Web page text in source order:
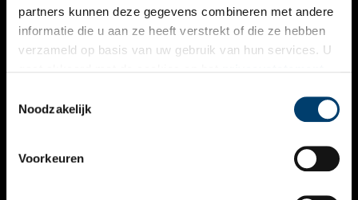
partners kunnen deze gegevens combineren met andere
informatie die u aan ze heeft verstrekt of die ze hebben
verzameld op basis van uw gebruik van hun services. U
Noodzakelijk
Voorkeuren
NIEUWS
KALENDER
ACTIVITEITEN